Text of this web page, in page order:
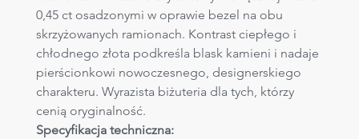
0,45 ct osadzonymi w oprawie bezel na obu
skrzyżowanych ramionach. Kontrast ciepłego i
chłodnego złota podkreśla blask kamieni i nadaje
pierścionkowi nowoczesnego, designerskiego
charakteru. Wyrazista biżuteria dla tych, którzy
cenią oryginalność.
Specyfikacja techniczna: